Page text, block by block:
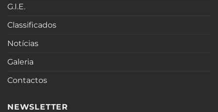
G.I.E.
Classificados
Notícias
Galeria
Contactos
NEWSLETTER